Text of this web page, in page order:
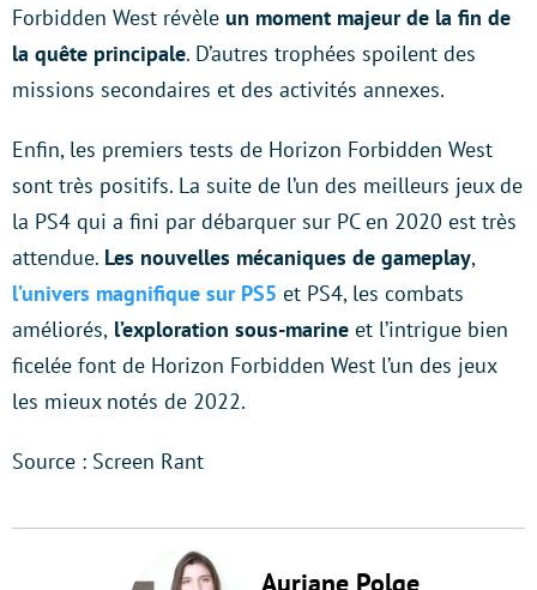
Forbidden West révèle un moment majeur de la fin de
la quête principale. D’autres trophées spoilent des
missions secondaires et des activités annexes.
Enfin, les premiers tests de Horizon Forbidden West
sont très positifs. La suite de l’un des meilleurs jeux de
la PS4 qui a fini par débarquer sur PC en 2020 est très
attendue. Les nouvelles mécaniques de gameplay,
l’univers magnifique sur PS5 et PS4, les combats
améliorés, l’exploration sous-marine et l’intrigue bien
ficelée font de Horizon Forbidden West l’un des jeux
les mieux notés de 2022.
Source : Screen Rant
Auriane Polge